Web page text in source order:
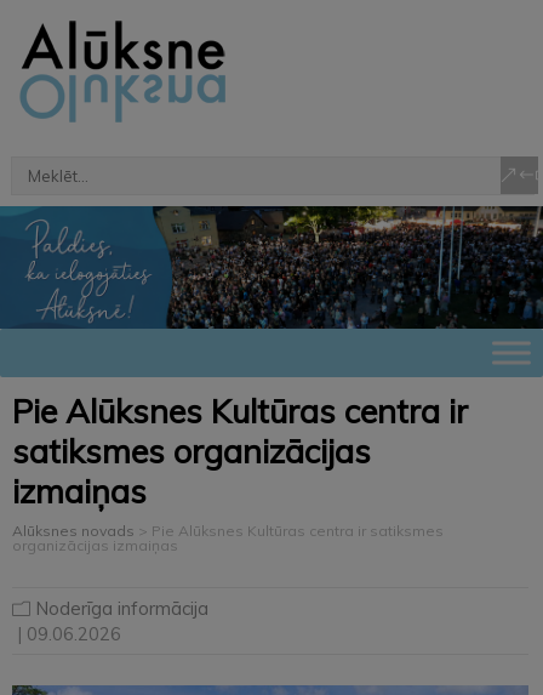
Pie Alūksnes Kultūras centra ir
satiksmes organizācijas
izmaiņas
Alūksnes novads > Pie Alūksnes Kultūras centra ir satiksmes
organizācijas izmaiņas
Noderīga informācija
| 09.06.2026